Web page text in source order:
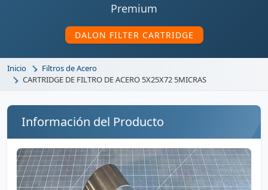
Premium
DALON FILTER CARTRIDGE
Inicio
Filtros de Acero
CARTRIDGE DE FILTRO DE ACERO 5X25X72 5MICRAS
Información del Producto